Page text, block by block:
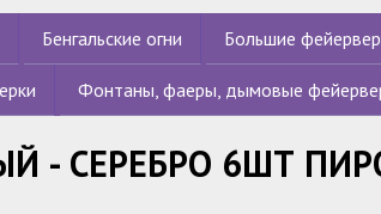
Бенгальские огни Большие
Фонтаны, фаеры, дымовые
- СЕРЕБРО 6ШТ